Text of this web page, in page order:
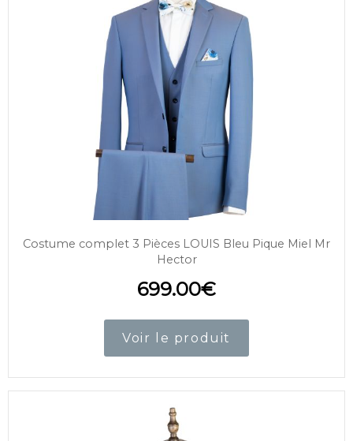
Costume complet 3 Pièces LOUIS Bleu Pique Miel Mr
Hector
699.00€
Voir le produit